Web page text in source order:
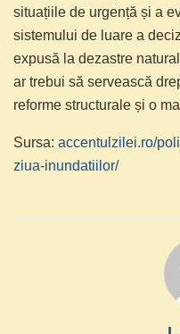
situațiile de urgență și a
sistemului de luare a
expusă la dezastre
ar trebui să servească
reforme structurale și o
Sursa: accentulzilei.ro/
ziua-inundatiilor/